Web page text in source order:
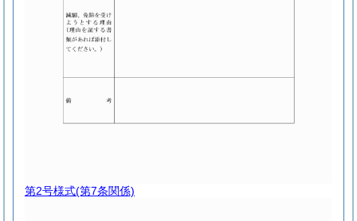
第2号様式(第7条関係)